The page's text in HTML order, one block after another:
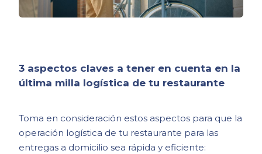
3 aspectos claves a tener en cuenta en la
última milla logística de tu restaurante
Toma en consideración estos aspectos para que la
operación logística de tu restaurante para las
entregas a domicilio sea rápida y eficiente: